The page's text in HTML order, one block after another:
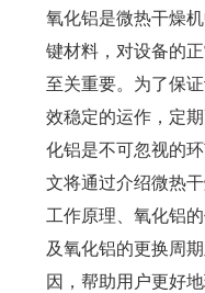
氧化铝是微热干燥
键材料，对设备的
至关重要。为了保
效稳定的运作，定
化铝是不可忽视的
文将通过介绍微热
工作原理、氧化铝
及氧化铝的更换周
因，帮助用户更好